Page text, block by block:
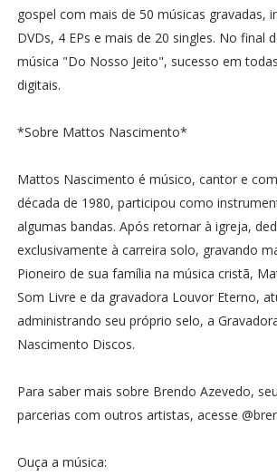
gospel com mais de 50 músicas gravadas,
DVDs, 4 EPs e mais de 20 singles. No final
música "Do Nosso Jeito", sucesso em
digitais.
*Sobre Mattos Nascimento*
Mattos Nascimento é músico, cantor e
década de 1980, participou como
algumas bandas. Após retornar à igreja,
exclusivamente à carreira solo, gravando
Pioneiro de sua família na música cristã,
Som Livre e da gravadora Louvor Eterno,
administrando seu próprio selo, a
Nascimento Discos.
Para saber mais sobre Brendo Azevedo,
parcerias com outros artistas, acesse
Ouça a música: